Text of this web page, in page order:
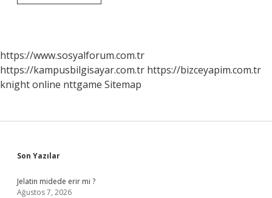
Isimleri
https://www.sosyalforum.com.tr
https://kampusbilgisayar.com.tr https://bizceyapim.com.tr
knight online nttgame Sitemap
Sidebar
Son Yazılar
Jelatin midede erir mi ?
Ağustos 7, 2026